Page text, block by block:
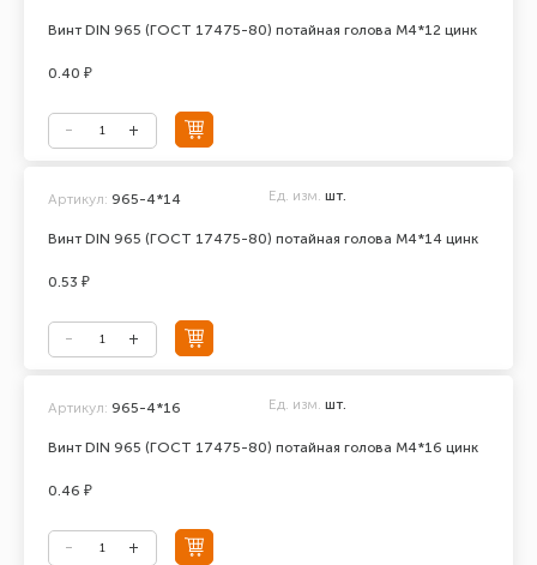
Винт DIN 965 (ГОСТ 17475-80) потайная голова М4*12 цинк
0.40 ₽
Винт DIN 965 (ГОСТ 17475-80) потайная голова М4*14 цинк
Артикул: 965-4*14 Ед. изм. шт.
0.53 ₽
Винт DIN 965 (ГОСТ 17475-80) потайная голова М4*16 цинк
Артикул: 965-4*16 Ед. изм. шт.
0.46 ₽